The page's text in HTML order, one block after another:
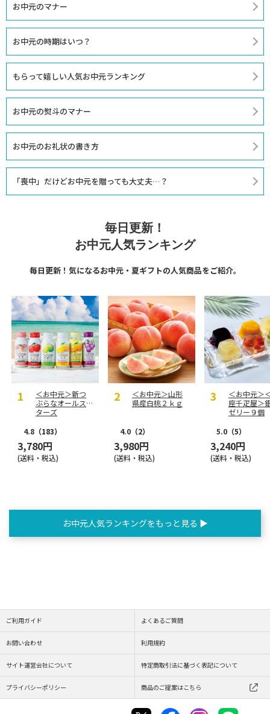
お中元のマナー
お中元の時期はいつ？
もらって嬉しい人気お中元ランキング
お中元の熨斗のマナー
お中元のお礼状の書き方
「喪中」だけどお中元を贈っても大丈夫…？
毎日更新！
お中元人気ランキング
毎日更新！気になるお中元・夏ギフトの人気商品をご紹介。
＜お中元＞新つ
ぶらなオールス
ターズ
4.8 （183）
3,780円
(送料・税込)
＜お中元＞山形
県産白桃２ｋｇ
4.0 （2）
3,980円
(送料・税込)
＜お中元＞
座千疋屋＞
ゼリー９個
5.0 （5）
3,240円
(送料・税込)
お中元人気ランキングをもっと見る ▶
ご利用ガイド よくあるご質問
お問い合わせ 利用規約
サイト運営会社について 特定商取引法に基づく表記について
プライバシーポリシー 商品のご提案はこちら